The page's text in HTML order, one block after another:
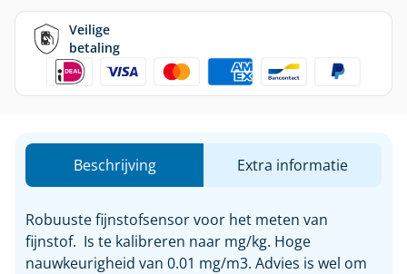
Veilige
betaling
Beschrijving Extra informatie
Robuuste fijnstofsensor voor het meten van
fijnstof. Is te kalibreren naar mg/kg. Hoge
nauwkeurigheid van 0.01 mg/m3. Advies is wel om